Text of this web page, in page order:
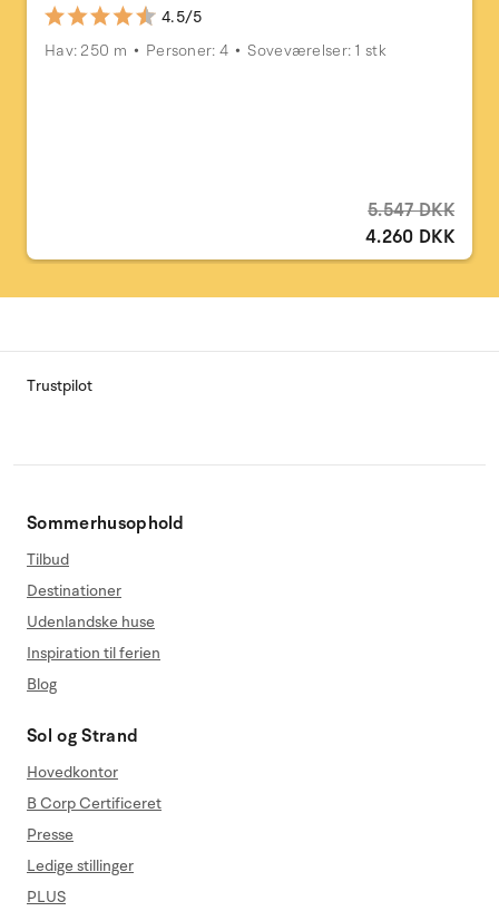
4.5/5
Hav: 250 m
Personer: 4 Soveværelser: 1 stk
5.547 DKK
4.260 DKK
Trustpilot
Sommerhusophold
Tilbud
Destinationer
Udenlandske huse
Inspiration til ferien
Blog
Sol og Strand
Hovedkontor
B Corp Certificeret
Presse
Ledige stillinger
PLUS